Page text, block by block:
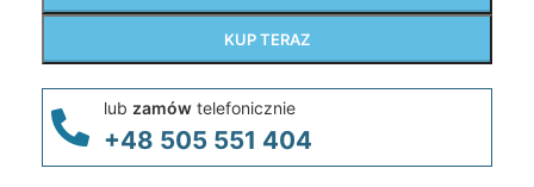
KUP TERAZ
lub zamów telefonicznie
+48 505 551 404